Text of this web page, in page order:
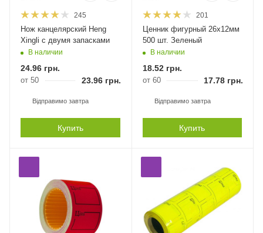
245
Нож канцелярский Heng
Xingli с двумя запасками
В наличии
24.96 грн.
от 50 23.96 грн.
Відправимо завтра
Купить
201
Ценник фигурный 26х12мм
500 шт. Зеленый
В наличии
18.52грн.
от 60 17.78грн.
Відправимо завтра
Купить